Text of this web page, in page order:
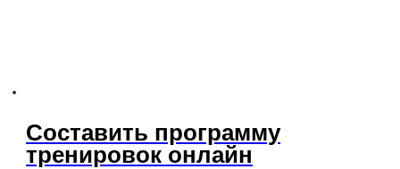
Составить программу
тренировок онлайн